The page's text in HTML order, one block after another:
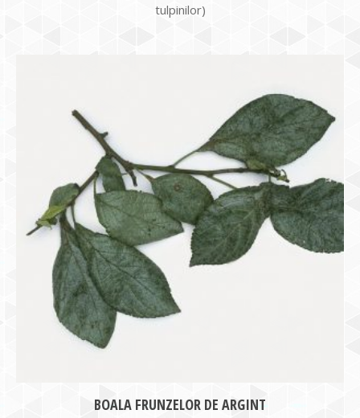
tulpinilor)
BOALA FRUNZELOR DE ARGINT